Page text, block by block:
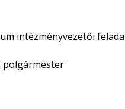
intézményvezetői